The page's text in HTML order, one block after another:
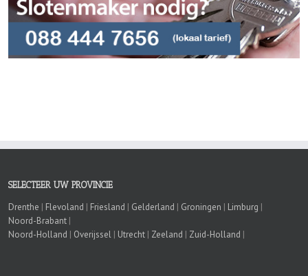
SELECTEER UW PROVINCIE
Drenthe | Flevoland | Friesland | Gelderland | Groningen | Limburg |
Noord-Brabant |
Noord-Holland | Overijssel | Utrecht | Zeeland | Zuid-Holland |